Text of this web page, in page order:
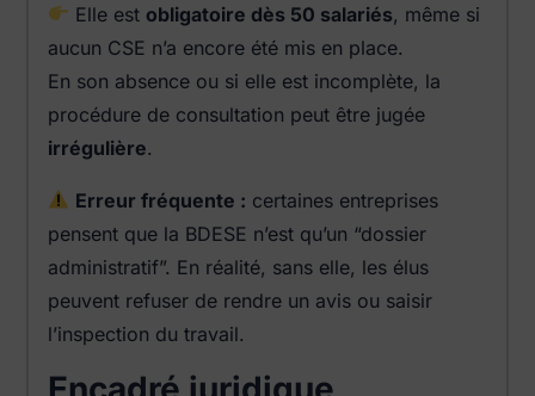
Elle est obligatoire dès 50 salariés, même si
aucun CSE n’a encore été mis en place.
En son absence ou si elle est incomplète, la
procédure de consultation peut être jugée
irrégulière.
Erreur fréquente : certaines entreprises
pensent que la BDESE n’est qu’un “dossier
administratif”. En réalité, sans elle, les élus
peuvent refuser de rendre un avis ou saisir
l’inspection du travail.